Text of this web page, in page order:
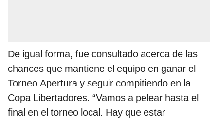
De igual forma, fue consultado acerca de las
chances que mantiene el equipo en ganar el
Torneo Apertura y seguir compitiendo en la
Copa Libertadores. “Vamos a pelear hasta el
final en el torneo local. Hay que estar